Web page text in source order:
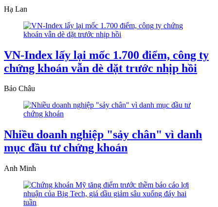
Hạ Lan
VN-Index lấy lại mốc 1.700 điểm, công ty
chứng khoán vẫn dè dặt trước nhịp hồi
Bảo Châu
Nhiều doanh nghiệp "sảy chân" vì danh
mục đầu tư chứng khoán
Anh Minh